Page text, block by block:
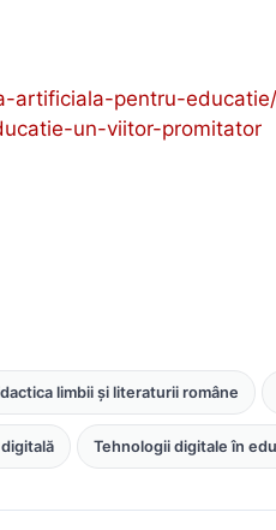
artificiala-pentru-educatie/
un-viitor-promitator
limbii și literaturii române
Tehnologii digitale în